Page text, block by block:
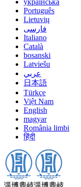
українська
Português
Lietuvių
فارسی
Italiano
Català
bosanski
Latviešu
عربي
日本語
Türkçe
Việt Nam
English
magyar
România limbi
हिंदी